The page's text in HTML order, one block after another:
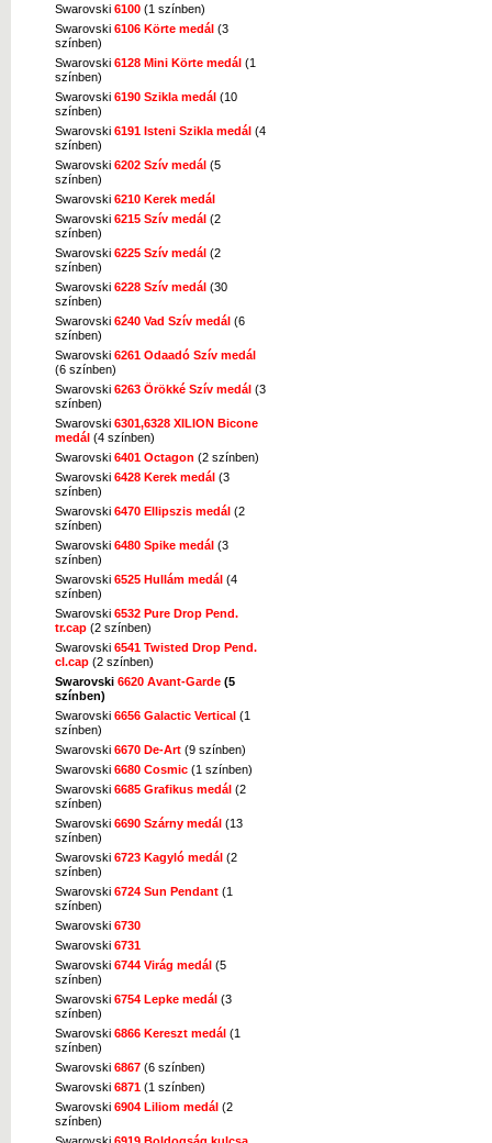
Swarovski 6100 (1 színben)
Swarovski 6106 Körte medál (3
színben)
Swarovski 6128 Mini Körte medál (1
színben)
Swarovski 6190 Szikla medál (10
színben)
Swarovski 6191 Isteni Szikla medál (4
színben)
Swarovski 6202 Szív medál (5
színben)
Swarovski 6210 Kerek medál
Swarovski 6215 Szív medál (2
színben)
Swarovski 6225 Szív medál (2
színben)
Swarovski 6228 Szív medál (30
színben)
Swarovski 6240 Vad Szív medál (6
színben)
Swarovski 6261 Odaadó Szív medál
(6 színben)
Swarovski 6263 Örökké Szív medál (3
színben)
Swarovski 6301,6328 XILION Bicone
medál (4 színben)
Swarovski 6401 Octagon (2 színben)
Swarovski 6428 Kerek medál (3
színben)
Swarovski 6470 Ellipszis medál (2
színben)
Swarovski 6480 Spike medál (3
színben)
Swarovski 6525 Hullám medál (4
színben)
Swarovski 6532 Pure Drop Pend.
tr.cap (2 színben)
Swarovski 6541 Twisted Drop Pend.
cl.cap (2 színben)
Swarovski 6620 Avant-Garde (5
színben)
Swarovski 6656 Galactic Vertical (1
színben)
Swarovski 6670 De-Art (9 színben)
Swarovski 6680 Cosmic (1 színben)
Swarovski 6685 Grafikus medál (2
színben)
Swarovski 6690 Szárny medál (13
színben)
Swarovski 6723 Kagyló medál (2
színben)
Swarovski 6724 Sun Pendant (1
színben)
Swarovski 6730
Swarovski 6731
Swarovski 6744 Virág medál (5
színben)
Swarovski 6754 Lepke medál (3
színben)
Swarovski 6866 Kereszt medál (1
színben)
Swarovski 6867 (6 színben)
Swarovski 6871 (1 színben)
Swarovski 6904 Liliom medál (2
színben)
Swarovski 6919 Boldogság kulcsa